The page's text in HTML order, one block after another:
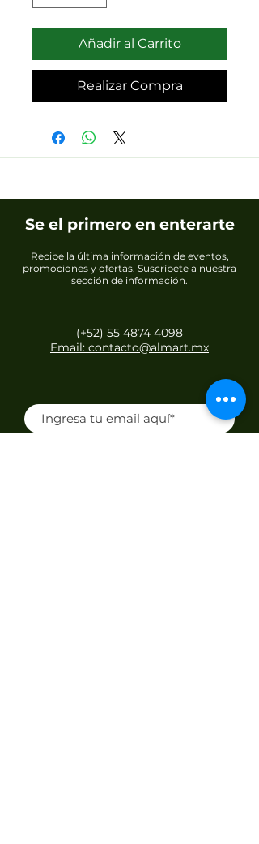
Añadir al Carrito
Realizar Compra
Se el primero en enterarte
Recibe la última información de eventos,
promociones y ofertas. Suscríbete a nuestra
sección de información.
(+52) 55 4874 4098
Email: contacto@almart.mx